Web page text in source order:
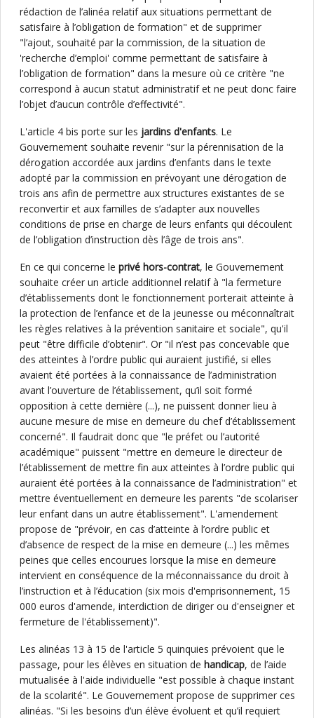
rédaction de l’alinéa relatif aux situations permettant de
satisfaire à l’obligation de formation" et de supprimer
"l’ajout, souhaité par la commission, de la situation de
'recherche d’emploi' comme permettant de satisfaire à
l’obligation de formation" dans la mesure où ce critère "ne
correspond à aucun statut administratif et ne peut donc faire
l’objet d’aucun contrôle d’effectivité".
L'article 4 bis porte sur les jardins d'enfants. Le
Gouvernement souhaite revenir "sur la pérennisation de la
dérogation accordée aux jardins d’enfants dans le texte
adopté par la commission en prévoyant une dérogation de
trois ans afin de permettre aux structures existantes de se
reconvertir et aux familles de s’adapter aux nouvelles
conditions de prise en charge de leurs enfants qui découlent
de l’obligation d’instruction dès l’âge de trois ans".
En ce qui concerne le privé hors-contrat, le Gouvernement
souhaite créer un article additionnel relatif à "la fermeture
d’établissements dont le fonctionnement porterait atteinte à
la protection de l’enfance et de la jeunesse ou méconnaîtrait
les règles relatives à la prévention sanitaire et sociale", qu'il
peut "être difficile d’obtenir". Or "il n’est pas concevable que
des atteintes à l’ordre public qui auraient justifié, si elles
avaient été portées à la connaissance de l’administration
avant l’ouverture de l’établissement, qu’il soit formé
opposition à cette dernière (...), ne puissent donner lieu à
aucune mesure de mise en demeure du chef d’établissement
concerné". Il faudrait donc que "le préfet ou l’autorité
académique" puissent "mettre en demeure le directeur de
l’établissement de mettre fin aux atteintes à l’ordre public qui
auraient été portées à la connaissance de l’administration" et
mettre éventuellement en demeure les parents "de scolariser
leur enfant dans un autre établissement". L'amendement
propose de "prévoir, en cas d’atteinte à l’ordre public et
d’absence de respect de la mise en demeure (...) les mêmes
peines que celles encourues lorsque la mise en demeure
intervient en conséquence de la méconnaissance du droit à
l’instruction et à l’éducation (six mois d'emprisonnement, 15
000 euros d'amende, interdiction de diriger ou d'enseigner et
fermeture de l'établissement)".
Les alinéas 13 à 15 de l'article 5 quinquies prévoient que le
passage, pour les élèves en situation de handicap, de l’aide
mutualisée à l'aide individuelle "est possible à chaque instant
de la scolarité". Le Gouvernement propose de supprimer ces
alinéas. "Si les besoins d’un élève évoluent et qu’il requiert